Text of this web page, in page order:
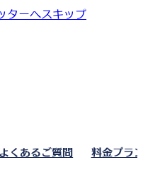
ターへスキップ
よくあるご質問 料金プラ